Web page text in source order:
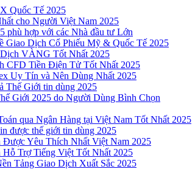
Quốc Tế 2025
cho Người Việt Nam 2025
phù hợp với các Nhà đầu tư Lớn
Giao Dịch Cổ Phiếu Mỹ & Quốc Tế 2025
VÀNG Tốt Nhất 2025
CFD Tiền Điện Tử Tốt Nhất 2025
Uy Tín và Nên Dùng Nhất 2025
Thế Giới tin dùng 2025
Giới 2025 do Người Dùng Bình Chọn
qua Ngân Hàng tại Việt Nam Tốt Nhất 2025
được thế giới tin dùng 2025
Được Yêu Thích Nhất Việt Nam 2025
Trợ Tiếng Việt Tốt Nhất 2025
Tảng Giao Dịch Xuất Sắc 2025